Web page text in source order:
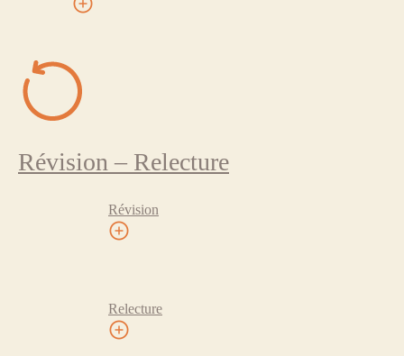
Révision – Relecture
Révision
Relecture